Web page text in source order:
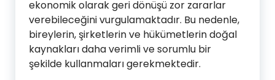
ekonomik olarak geri dönüşü zor zararlar
verebileceğini vurgulamaktadır. Bu nedenle,
bireylerin, şirketlerin ve hükümetlerin doğal
kaynakları daha verimli ve sorumlu bir
şekilde kullanmaları gerekmektedir.